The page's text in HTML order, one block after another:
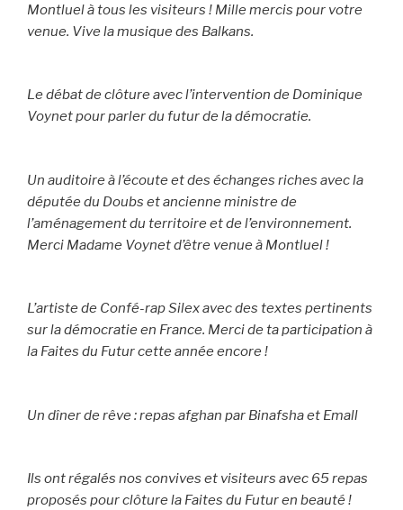
Montluel à tous les visiteurs ! Mille mercis pour votre
venue. Vive la musique des Balkans.
Le débat de clôture avec l’intervention de Dominique
Voynet pour parler du futur de la démocratie.
Un auditoire à l’écoute et des échanges riches avec la
députée du Doubs et ancienne ministre de
l’aménagement du territoire et de l’environnement.
Merci Madame Voynet d’être venue à Montluel !
L’artiste de Confé-rap Silex avec des textes pertinents
sur la démocratie en France. Merci de ta participation à
la Faites du Futur cette année encore !
Un dîner de rêve : repas afghan par Binafsha et Emall
Ils ont régalés nos convives et visiteurs avec 65 repas
proposés pour clôture la Faites du Futur en beauté !